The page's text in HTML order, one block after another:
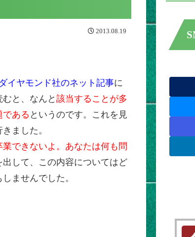
2013.08.19
ダイヤモンド社のネット記事に
むと、なんと 該当することが多
ある というのです。これを見
ました。
できないよ。あなたは何も問
して、この内容についてはど
ませんでした。